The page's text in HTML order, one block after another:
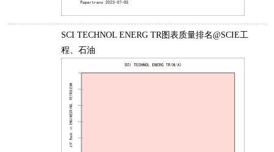
SCI TECHNOL ENERG TR图表质量排名@SCIE工
程、石油